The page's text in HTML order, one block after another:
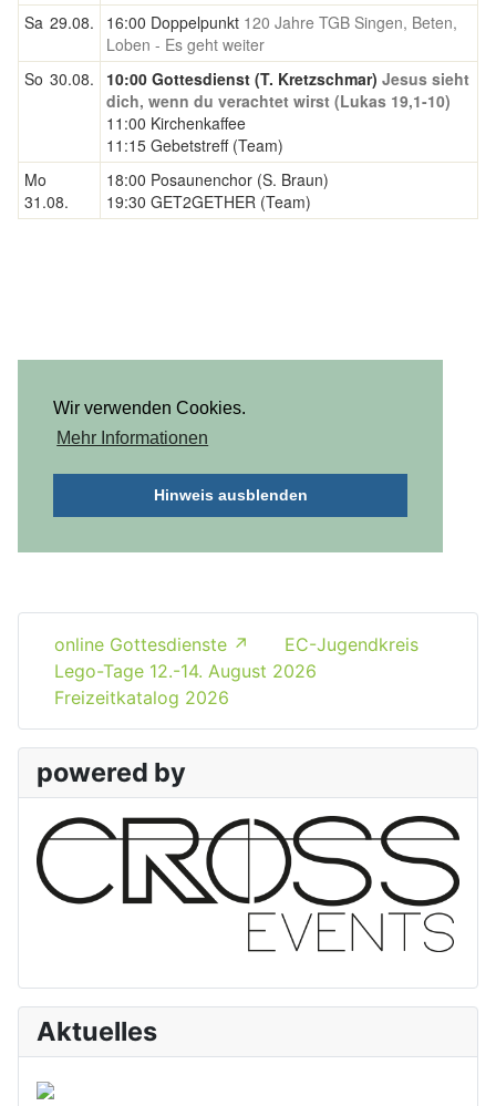
online Gottesdienste
EC-Jugendkreis
Lego-Tage 12.-14. August 2026
Freizeitkatalog 2026
powered by
Aktuelles